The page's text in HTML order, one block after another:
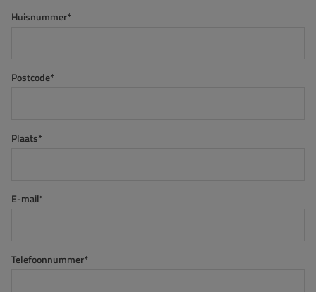
Huisnummer*
Postcode*
Plaats*
E-mail*
Telefoonnummer*